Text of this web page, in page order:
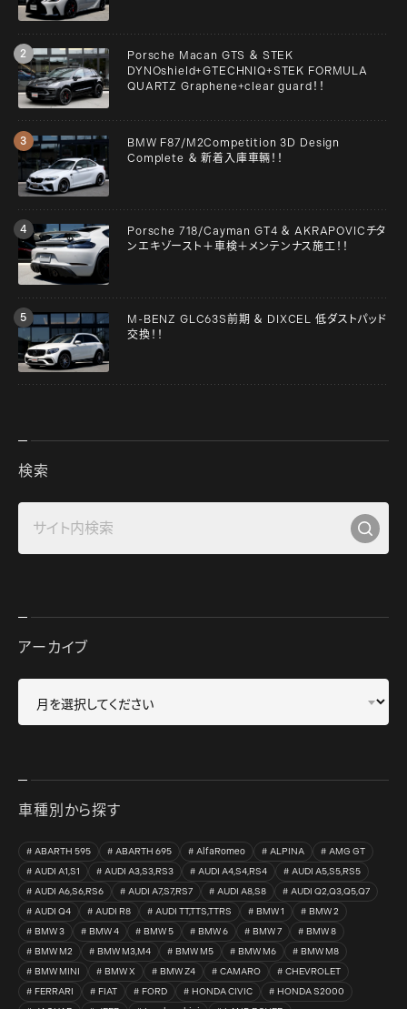
Porsche Macan GTS ＆ STEK
DYNOshield+GTECHNIQ+STEK FORMULA
QUARTZ Graphene+clear guard！！
BMW F87/M2Competition 3D Design
Complete ＆ 新着入庫車輛！！
Porsche 718/Cayman GT4 ＆ AKRAPOVICチタ
ンエキゾースト＋車検＋メンテンナス施工！！
M-BENZ GLC63S前期 ＆ DIXCEL 低ダストパッド
交換！！
検索
アーカイブ
車種別から探す
ABARTH 595 ABARTH 695 AlfaRomeo ALPINA
AMG GT
AUDI A1,S1
AUDI A3,S3,RS3 AUDI A4,S4,RS4
AUDI A5,S5,RS5
AUDI A6,S6,RS6
AUDI A7,S7,RS7 AUDI A8,S8
AUDI Q2,Q3,Q5,Q7
AUDI Q4
AUDI R8 AUDI TT,TTS,TTRS BMW 1
BMW 2
BMW 3
BMW 4 BMW 5 BMW 6 BMW 7
BMW 8
BMW M2
BMW M3,M4 BMW M5 BMW M6
BMW M8
BMW MINI
BMW X BMW Z4 CAMARO
CHEVROLET
FERRARI
FIAT FORD HONDA CIVIC
HONDA S2000